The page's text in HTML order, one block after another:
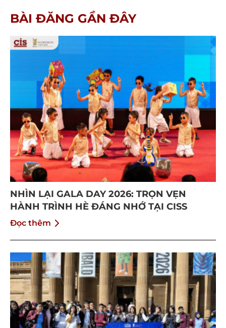
BÀI ĐĂNG GẦN ĐÂY
NHÌN LẠI GALA DAY 2026: TRỌN VẸN
HÀNH TRÌNH HÈ ĐÁNG NHỚ TẠI CISS
Đọc thêm